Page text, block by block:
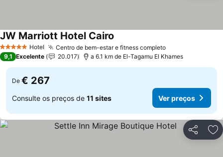
5 Estrelas Hotel Centro de bem-estar e fitness completo
JW Marriott Hotel Cairo
9,1 Excelente 20.017 a 6.1 km de El-Tagamu El Khames
De € 267
Consulte os preços de 11 sites Ver preços
Partilhar